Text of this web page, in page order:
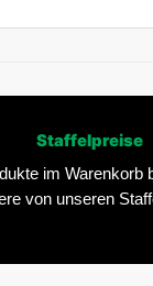
Staffelpreise
im Warenkorb
von unseren